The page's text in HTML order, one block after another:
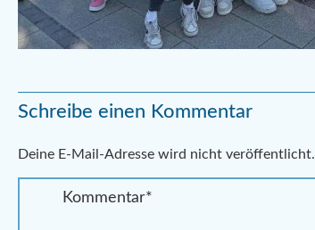
Schreibe einen Kommentar
Deine E-Mail-Adresse wird nicht veröffentlicht.